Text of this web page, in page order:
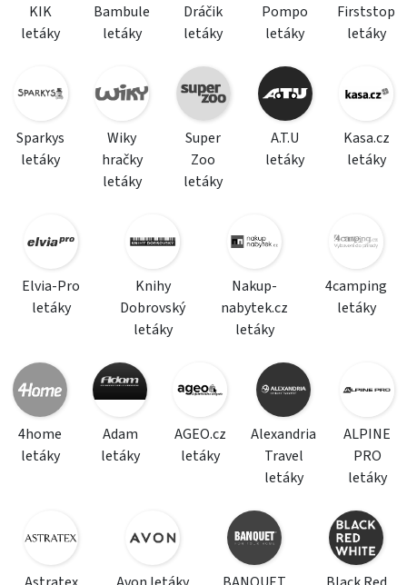
KIK
letáky
Bambule
letáky
Dráčik
letáky
Pompo
letáky
Firststop
letáky
Sparkys
letáky
Wiky
hračky
letáky
Super
Zoo
letáky
A.T.U
letáky
Kasa.cz
letáky
Elvia-Pro
letáky
Knihy
Dobrovský
letáky
Nakup-
nabytek.cz
letáky
4camping
letáky
4home
letáky
Adam
letáky
AGEO.cz
letáky
Alexandria
Travel
letáky
ALPINE
PRO
letáky